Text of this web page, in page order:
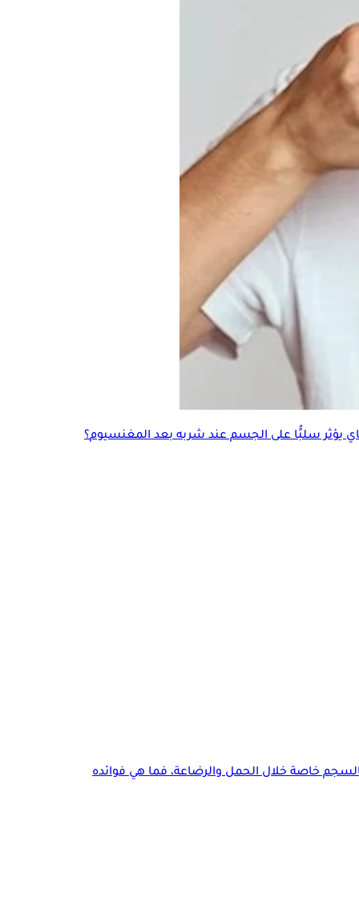
يؤثر سلبًُا على الجسم عند شربه بعدالمغنسيوم؟
خاصة خلال الحمل والرضاعة، فما هي فوائده